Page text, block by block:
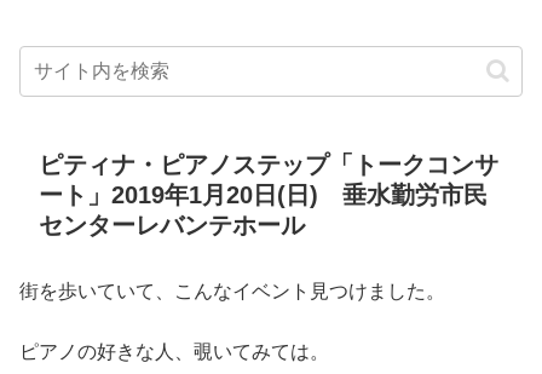
ピティナ・ピアノステップ「トークコンサ
ート」2019年1月20日(日) 垂水勤労市民
センターレバンテホール
街を歩いていて、こんなイベント見つけました。
ピアノの好きな人、覗いてみては。